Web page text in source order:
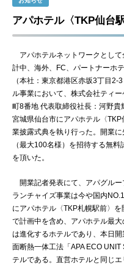
アパホテル〈TKP仙台
アパホテルネットワークとし
計中、海外、FC、パートナーホ
（本社：東京都港区赤坂3丁目
ル事業において、株式会社ティ
町8番地 代表取締役社長：河野
宮城県仙台市にアパホテル〈
業披露式典を執り行った。開業
（最大100名様）を招待する無
を頂いた。
開業記者発表にて、アパグル
ランチャイズ事業は今や国内
にアパホテル〈TKP札幌駅前〉
で計画中を含め、アパホテル最
は進化するホテルであり、本日
面断熱一体工法「APA ECO
テルである。直営ホテルと同じ